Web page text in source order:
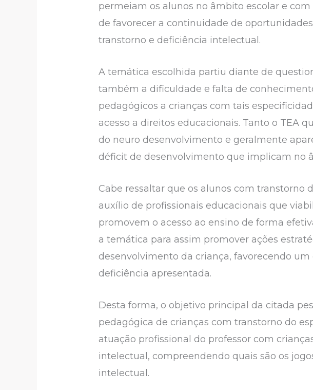
permeiam os alunos no âmbito escolar e
de favorecer a continuidade de
transtorno e deficiência intelectual.
A temática escolhida partiu diante de
também a dificuldade e falta de
pedagógicos a crianças com tais
acesso a direitos educacionais. Tanto o TEA
do neuro desenvolvimento e geralmente
déficit de desenvolvimento que implicam no
Cabe ressaltar que os alunos com
auxílio de profissionais educacionais que
promovem o acesso ao ensino de forma
a temática para assim promover ações
desenvolvimento da criança, favorecendo
deficiência apresentada.
Desta forma, o objetivo principal da citada
pedagógica de crianças com transtorno do
atuação profissional do professor com
intelectual, compreendendo quais são os
intelectual.